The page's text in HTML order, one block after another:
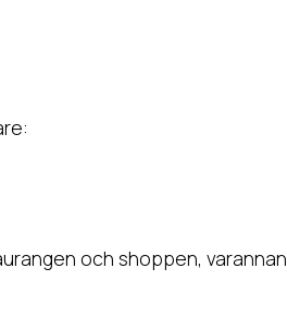
och shoppen, varannan